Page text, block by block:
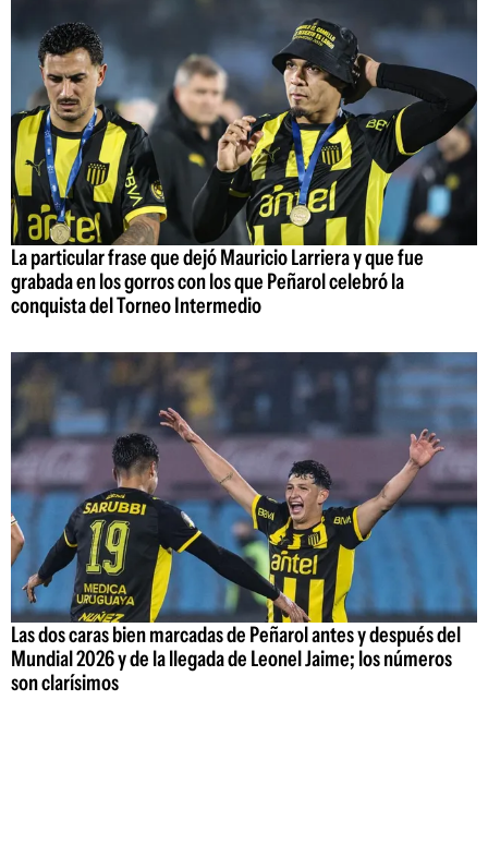
La particular frase que dejó Mauricio Larriera y que fue
grabada en los gorros con los que Peñarol celebró la
conquista del Torneo Intermedio
Las dos caras bien marcadas de Peñarol antes y después del
Mundial 2026 y de la llegada de Leonel Jaime; los números
son clarísimos